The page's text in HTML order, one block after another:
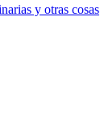
y otras cosas